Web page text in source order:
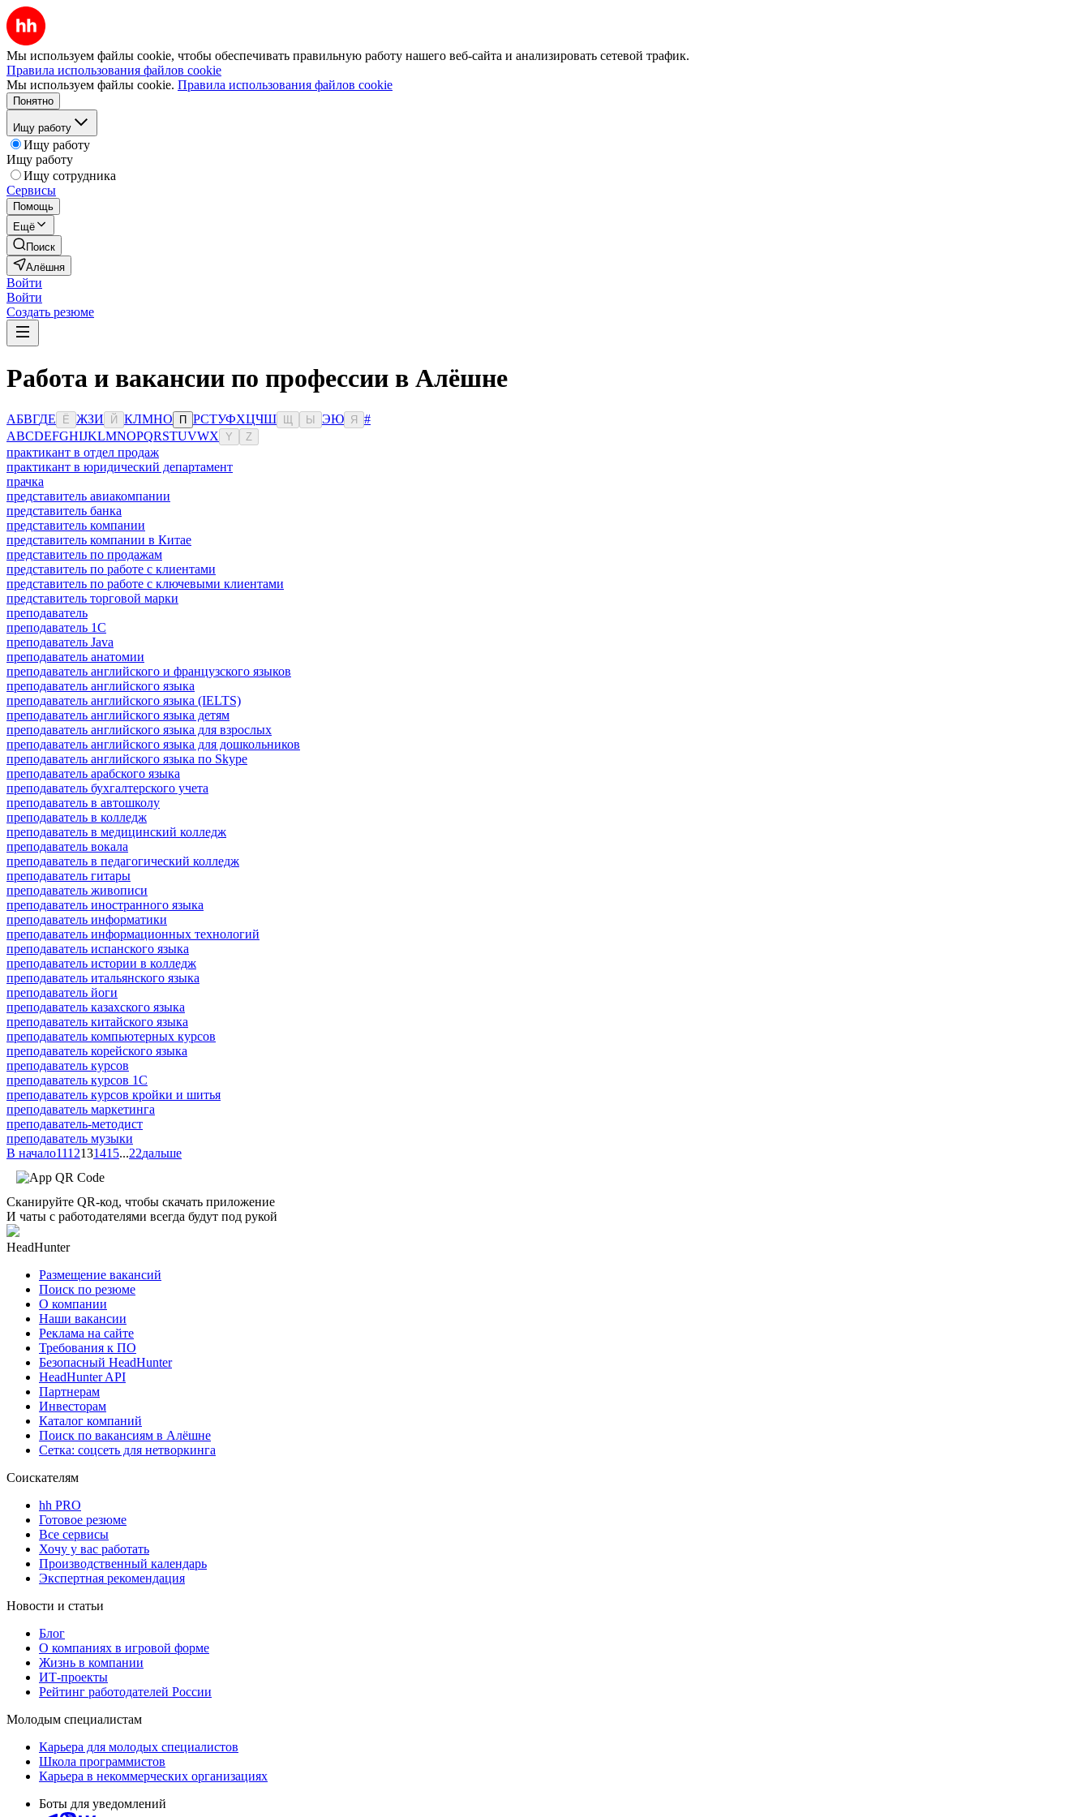
Мы используем файлы cookie, чтобы обеспечивать правильную работу нашего веб-сайта и анализировать сетевой трафик.
Правила использования файлов cookie
Мы используем файлы cookie. Правила использования файлов cookie
Понятно
Ищу работу
Ищу работу
Ищу работу
Ищу сотрудника
Сервисы
Помощь
Ещё
Поиск
Алёшня
Войти
Войти
Создать резюме
Работа и вакансии по профессии в Алёшне
АБВГДЕ Ё ЖЗИ Й КЛМНО П РСТУФХЦЧШ Ы ЭЮ Я
#
ABCDEFGHIJKLMNOPQRSTUVWX Y Z
практикант в отдел продаж
практикант в юридический департамент
прачка
представитель авиакомпании
представитель банка
представитель компании
представитель компании в Китае
представитель по продажам
представитель по работе с клиентами
представитель по работе с ключевыми клиентами
представитель торговой марки
преподаватель
преподаватель 1С
преподаватель Java
преподаватель анатомии
преподаватель английского и французского языков
преподаватель английского языка
преподаватель английского языка (IELTS)
преподаватель английского языка детям
преподаватель английского языка для взрослых
преподаватель английского языка для дошкольников
преподаватель английского языка по Skype
преподаватель арабского языка
преподаватель бухгалтерского учета
преподаватель в автошколу
преподаватель в колледж
преподаватель в медицинский колледж
преподаватель вокала
преподаватель в педагогический колледж
преподаватель гитары
преподаватель живописи
преподаватель иностранного языка
преподаватель информатики
преподаватель информационных технологий
преподаватель испанского языка
преподаватель истории в колледж
преподаватель итальянского языка
преподаватель йоги
преподаватель казахского языка
преподаватель китайского языка
преподаватель компьютерных курсов
преподаватель корейского языка
преподаватель курсов
преподаватель курсов 1С
преподаватель курсов кройки и шитья
преподаватель маркетинга
преподаватель-методист
преподаватель музыки
В начало1112131415...22дальше
Сканируйте QR-код, чтобы скачать приложение
И чаты с работодателями всегда будут под рукой
HeadHunter
Размещение вакансий
Поиск по резюме
О компании
Наши вакансии
Реклама на сайте
Требования к ПО
Безопасный HeadHunter
HeadHunter API
Партнерам
Инвесторам
Каталог компаний
Поиск по вакансиям в Алёшне
Сетка: соцсеть для нетворкинга
Соискателям
hh PRO
Готовое резюме
Все сервисы
Хочу у вас работать
Производственный календарь
Экспертная рекомендация
Новости и статьи
Блог
О компаниях в игровой форме
Жизнь в компании
ИТ-проекты
Рейтинг работодателей России
Молодым специалистам
Карьера для молодых специалистов
Школа программистов
Карьера в некоммерческих организациях
Боты для уведомлений